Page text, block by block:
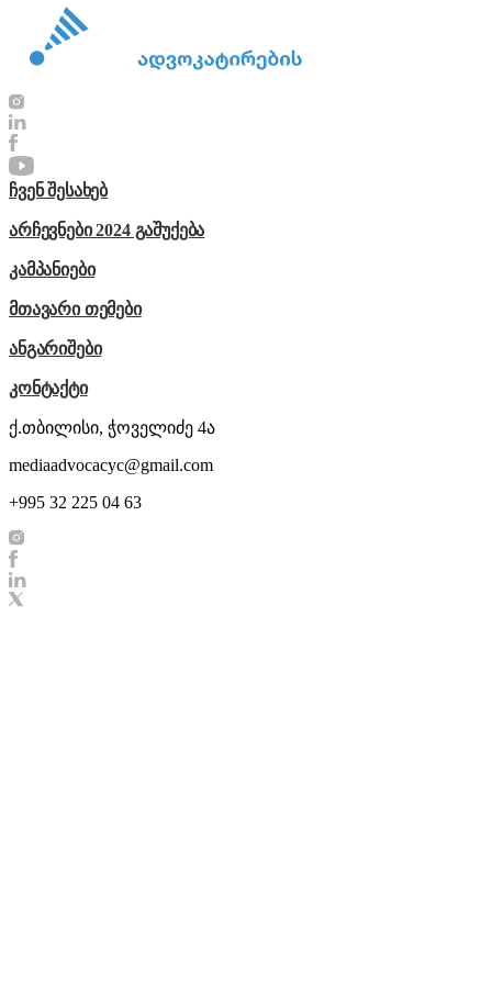
ჩვენ შესახებ
არჩევნები 2024 გაშუქება
კამპანიები
მთავარი თემები
ანგარიშები
კონტაქტი
ქ.თბილისი, ჭოველიძე 4ა
mediaadvocacyc@gmail.com
+995 32 225 04 63